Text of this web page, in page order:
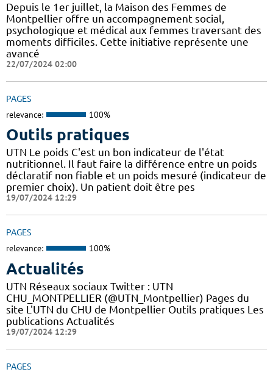
Depuis le 1er juillet, la Maison des Femmes de
Montpellier offre un accompagnement social,
psychologique et médical aux femmes traversant des
moments difficiles. Cette initiative représente une
avancé
22/07/2024 02:00
PAGES
relevance: 100%
Outils pratiques
UTN Le poids C'est un bon indicateur de l'état
nutritionnel. Il faut faire la différence entre un poids
déclaratif non fiable et un poids mesuré (indicateur de
premier choix). Un patient doit être pes
19/07/2024 12:29
PAGES
relevance: 100%
Actualités
UTN Réseaux sociaux Twitter : UTN
CHU_MONTPELLIER (@UTN_Montpellier) Pages du
site L'UTN du CHU de Montpellier Outils pratiques Les
publications Actualités
19/07/2024 12:29
PAGES